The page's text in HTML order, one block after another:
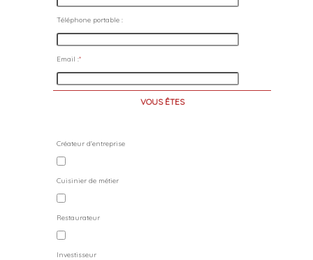
Téléphone portable :
Email :*
VOUS ÊTES
Créateur d'entreprise
Cuisinier de métier
Restaurateur
Investisseur